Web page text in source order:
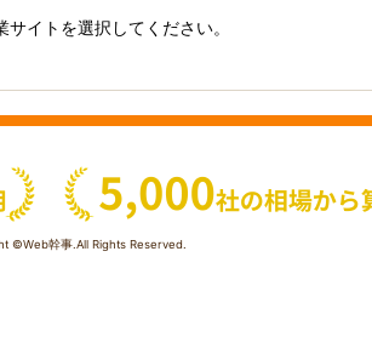
イトを選択してください。
©Web幹事.All Rights Reserved.